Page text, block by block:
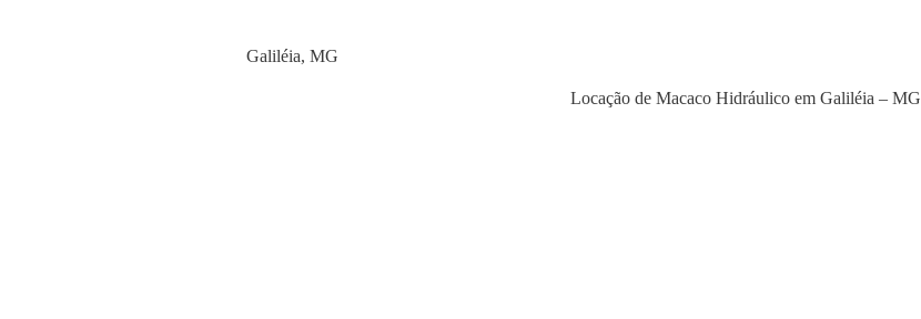
Locação de Macaco Hidráulico em Galiléia – MG
Category
Galiléia, MG